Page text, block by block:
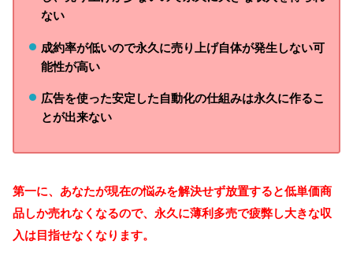
ない
成約率が低いので永久に売り上げ自体が発生しない可
能性が高い
広告を使った安定した自動化の仕組みは永久に作るこ
とが出来ない
第一に、あなたが現在の悩みを解決せず放置すると低単価商
品しか売れなくなるので、永久に薄利多売で疲弊し大きな収
入は目指せなくなります。